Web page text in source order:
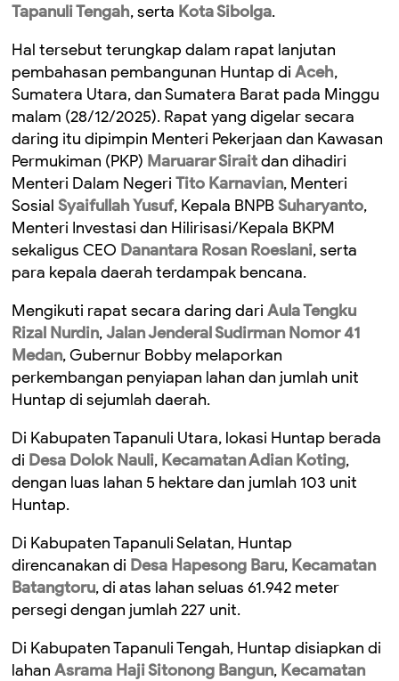
Tapanuli Tengah, serta Kota Sibolga.
Hal tersebut terungkap dalam rapat lanjutan
pembahasan pembangunan Huntap di Aceh,
Sumatera Utara, dan Sumatera Barat pada Minggu
malam (28/12/2025). Rapat yang digelar secara
daring itu dipimpin Menteri Pekerjaan dan Kawasan
Permukiman (PKP) Maruarar Siraitdan dihadiri
Menteri Dalam Negeri Tito Karnavian, Menteri
Sosial Syaifullah Yusuf, Kepala BNPBSuharyanto,
Menteri Investasi dan Hilirisasi/Kepala BKPM
sekaligus CEO Danantara Rosan Roeslani, serta
para kepala daerah terdampak bencana.
Mengikuti rapat secara daring dari Aula Tengku
Rizal Nurdin,Jalan Jenderal Sudirman Nomor 41
Medan, Gubernur Bobby melaporkan
perkembangan penyiapan lahan dan jumlah unit
Huntap di sejumlah daerah.
Di Kabupaten Tapanuli Utara, lokasi Huntap berada
di Desa Dolok Nauli, Kecamatan Adian Koting,
dengan luas lahan 5 hektare dan jumlah 103 unit
Huntap.
Di Kabupaten Tapanuli Selatan, Huntap
direncanakan di Desa Hapesong Baru, Kecamatan
Batangtoru, di atas lahan seluas 61.942 meter
persegi dengan jumlah 227 unit.
Di Kabupaten Tapanuli Tengah, Huntap disiapkan di
lahan Asrama Haji Sitonong Bangun, Kecamatan